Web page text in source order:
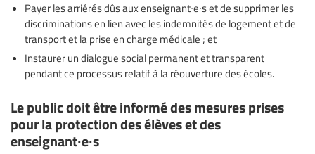
Payer les arriérés dûs aux enseignant∙e∙s et de supprimer les
discriminations en lien avec les indemnités de logement et de
transport et la prise en charge médicale ; et
Instaurer un dialogue social permanent et transparent
pendant ce processus relatif à la réouverture des écoles.
Le public doit être informé des mesures prises
pour la protection des élèves et des
enseignant∙e∙s